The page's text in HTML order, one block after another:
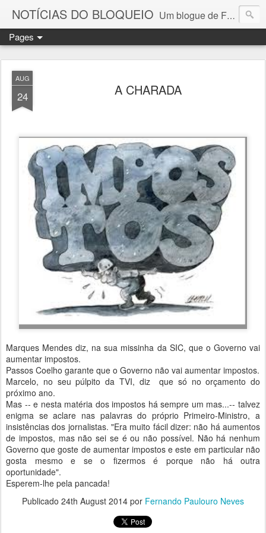
NOTÍCIAS DO BLOQUEIO Um blogue de Fernando Paulouro Neves
Pages
AUG
24 A CHARADA
Marques Mendes diz, na sua missinha da SIC, que o Governo vai
aumentar impostos.
Passos Coelho garante que o Governo não vai aumentar impostos.
Marcelo, no seu púlpito da TVI, diz que só no orçamento do
próximo ano.
Mas -- e nesta matéria dos impostos há sempre um mas...-- talvez
enigma se aclare nas palavras do próprio Primeiro-Ministro, a
insistências dos jornalistas. "Era muito fácil dizer: não há aumentos
de impostos, mas não sei se é ou não possível. Não há nenhum
Governo que goste de aumentar impostos e este em particular não
gosta mesmo e se o fizermos é porque não há outra
oportunidade".
Esperem-lhe pela pancada!
Publicado 24th August 2014 por Fernando Paulouro Neves